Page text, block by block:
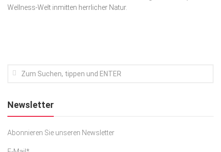
Top Branchen
Wellness-Welt inmitten herrlicher Natur.
Newsletter
Abonnieren Sie unseren Newsletter